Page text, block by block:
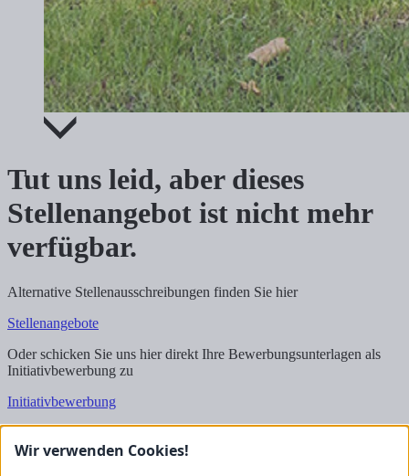
Tut uns leid, aber dieses
Stellenangebot ist nicht mehr
verfügbar.
Alternative Stellenausschreibungen finden Sie hier
Stellenangebote
Oder schicken Sie uns hier direkt Ihre Bewerbungsunterlagen als
Initiativbewerbung zu
Initiativbewerbung
Wir verwenden Cookies!